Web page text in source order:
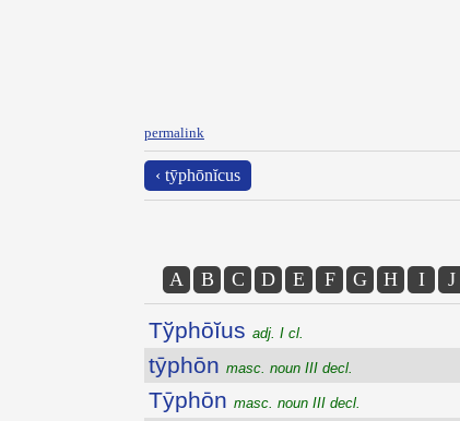
permalink
‹ tȳphōnĭcus
A B C D E F G H I J
Tўphōĭus adj. I cl.
tȳphōn masc. noun III decl.
Tȳphōn masc. noun III decl.